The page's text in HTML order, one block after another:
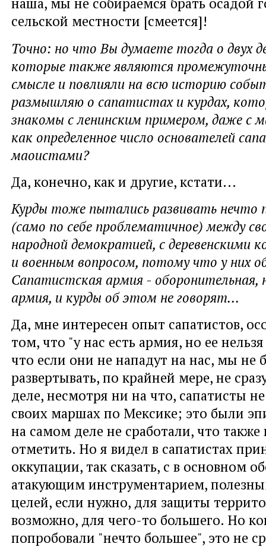
сельской местности [смеется]!
Точно: но что Вы думаете тогда о двух
которые также являются
смысле и повлияли на всю историю
размышляю о сапатистах и курдах,
знакомы с ленинским примером, даже с
как определенное число основателей
маоистами?
Да, конечно, как и другие, кстати...
Курды тоже пытались развивать нечто
(само по себе проблематичное) между
народной демократией, с деревенскими
и военным вопросом, потому что у них
Сапатистская армия - оборонительная,
армия, и курды об этом не говорят...
Да, мне интересен опыт сапатистов,
том, что "у нас есть армия, но ее
что если они не нападут на нас, мы не
развертывать, по крайней мере, не
деле, несмотря ни на что, сапатисты
своих маршах по Мексике; это были
на самом деле не сработали, что также
отметить. Но я видел в сапатистах
оккупации, так сказать, с в основном
атакующим инструментарием,
целей, если нужно, для защиты
возможно, для чего-то большего. Но
попробовали "нечто большее", это не